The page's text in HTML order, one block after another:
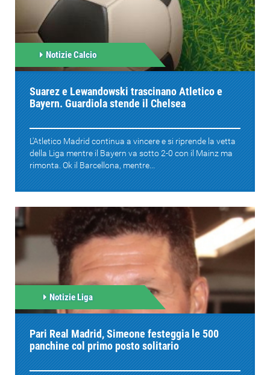
Notizie Calcio
Suarez e Lewandowski trascinano Atletico e
Bayern. Guardiola stende il Chelsea
L'Atletico Madrid continua a vincere e si riprende la vetta
della Liga mentre il Bayern va sotto 2-0 con il Mainz ma
rimonta. Ok il Barcellona, mentre...
Notizie Liga
Pari Real Madrid, Simeone festeggia le 500
panchine col primo posto solitario